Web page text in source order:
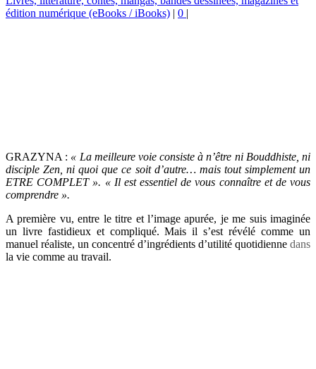
édition numérique (eBooks / iBooks) | 0 |
GRAZYNA : « La meilleure voie consiste à n’être ni Bouddhiste, ni
disciple Zen, ni quoi que ce soit d’autre… mais tout simplement un
ETRE COMPLET ». « Il est essentiel de vous connaître et de vous
comprendre ».
A première vu, entre le titre et l’image apurée, je me suis imaginée
un livre fastidieux et compliqué. Mais il s’est révélé comme un
manuel réaliste, un concentré d’ingrédients d’utilité quotidienne dans
la vie comme au travail.